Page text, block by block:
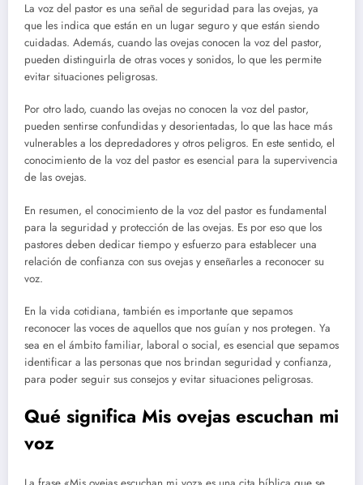
La voz del pastor es una señal de seguridad para las ovejas, ya
que les indica que están en un lugar seguro y que están siendo
cuidadas. Además, cuando las ovejas conocen la voz del pastor,
pueden distinguirla de otras voces y sonidos, lo que les permite
evitar situaciones peligrosas.
Por otro lado, cuando las ovejas no conocen la voz del pastor,
pueden sentirse confundidas y desorientadas, lo que las hace más
vulnerables a los depredadores y otros peligros. En este sentido, el
conocimiento de la voz del pastor es esencial para la supervivencia
de las ovejas.
En resumen, el conocimiento de la voz del pastor es fundamental
para la seguridad y protección de las ovejas. Es por eso que los
pastores deben dedicar tiempo y esfuerzo para establecer una
relación de confianza con sus ovejas y enseñarles a reconocer su
voz.
En la vida cotidiana, también es importante que sepamos
reconocer las voces de aquellos que nos guían y nos protegen. Ya
sea en el ámbito familiar, laboral o social, es esencial que sepamos
identificar a las personas que nos brindan seguridad y confianza,
para poder seguir sus consejos y evitar situaciones peligrosas.
Qué significa Mis ovejas escuchan mi
voz